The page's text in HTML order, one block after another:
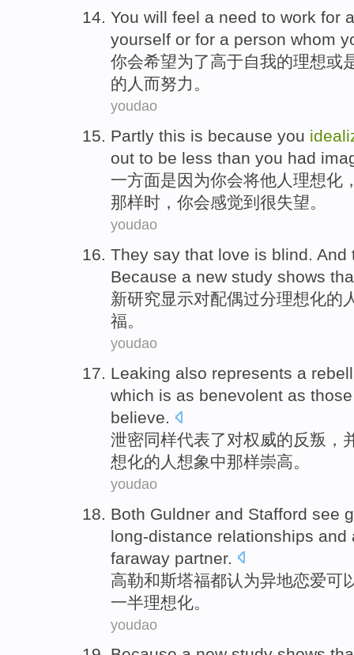
You will feel a need to work for
yourself or for a person whom
你会希望为了高于自我的理想或
的 人 而努力 。
youdao
Partly this is because you
out to be less than you had
一方面是因为你会将他人 理想化
那样时，你会感觉到很失望。
youdao
They say that love is blind. And
Because a new study shows
新研究显示对配偶过分理想化的
福。
youdao
Leaking also represents a
which is as benevolent as those
believe.
泄密同样代表了对权威的反叛，
想化的 人想象中那样崇高。
youdao
Both Guldner and Stafford see
long-distance relationships
faraway partner.
高勒和斯塔福都认为异地恋爱可
一半理想化。
youdao